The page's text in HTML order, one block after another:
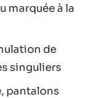
marquée à la
de
singuliers
pantalons